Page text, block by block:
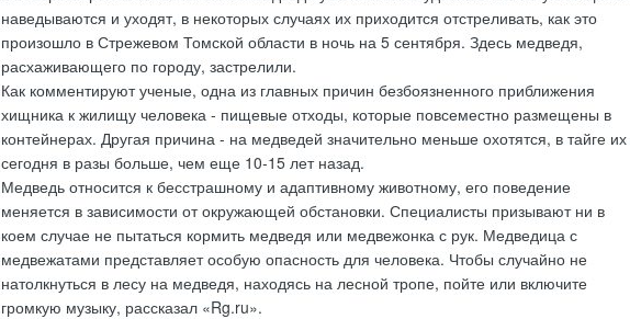
наведываются и уходят, в некоторых случаях их приходится отстреливать, как это
произошло в Стрежевом Томской области в ночь на 5 сентября. Здесь медведя,
расхаживающего по городу, застрелили.
Как комментируют ученые, одна из главных причин безбоязненного приближения
хищника к жилищу человека - пищевые отходы, которые повсеместно размещены в
контейнерах. Другая причина - на медведей значительно меньше охотятся, в тайге их
сегодня в разы больше, чем еще 10-15 лет назад.
Медведь относится к бесстрашному и адаптивному животному, его поведение
меняется в зависимости от окружающей обстановки. Специалисты призывают ни в
коем случае не пытаться кормить медведя или медвежонка с рук. Медведица с
медвежатами представляет особую опасность для человека. Чтобы случайно не
натолкнуться в лесу на медведя, находясь на лесной тропе, пойте или включите
громкую музыку, рассказал «Rg.ru».